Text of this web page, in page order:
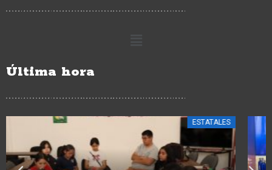
Última hora
CIUDAD HIDALGO